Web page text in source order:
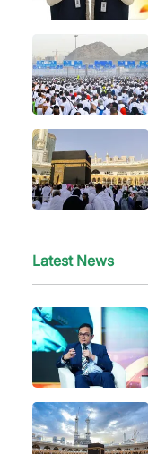
Latest News